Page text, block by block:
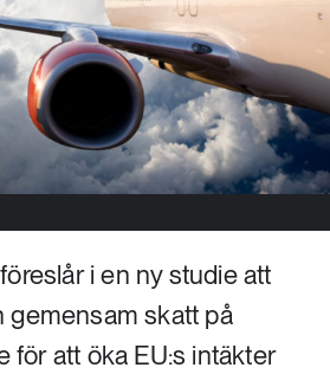
i en ny studie att
gemensam skatt på
för att öka EU:s intäkter